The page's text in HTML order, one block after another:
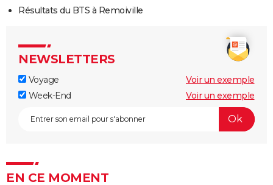
Résultats du BTS à Remoiville
NEWSLETTERS
Voyage
Voir un exemple
Week-End
Voir un exemple
EN CE MOMENT